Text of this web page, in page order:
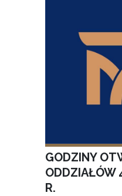
GODZINY
ODDZIAŁÓW
R.